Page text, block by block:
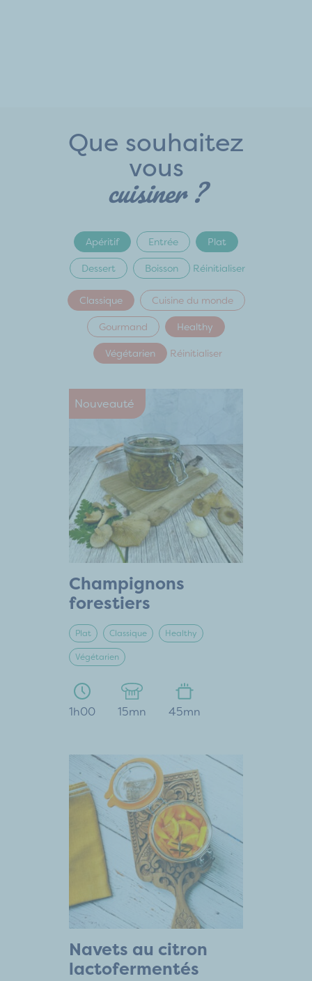
Que souhaitez
vous
cuisiner ?
Apéritif Entrée Plat
Dessert Boisson Réinitialiser
Classique Cuisine du monde
Gourmand Healthy
Végétarien Réinitialiser
Nouveauté
Champignons
forestiers
Plat Classique Healthy
Végétarien
1h00 15mn 45mn
Navets au citron
lactofermentés